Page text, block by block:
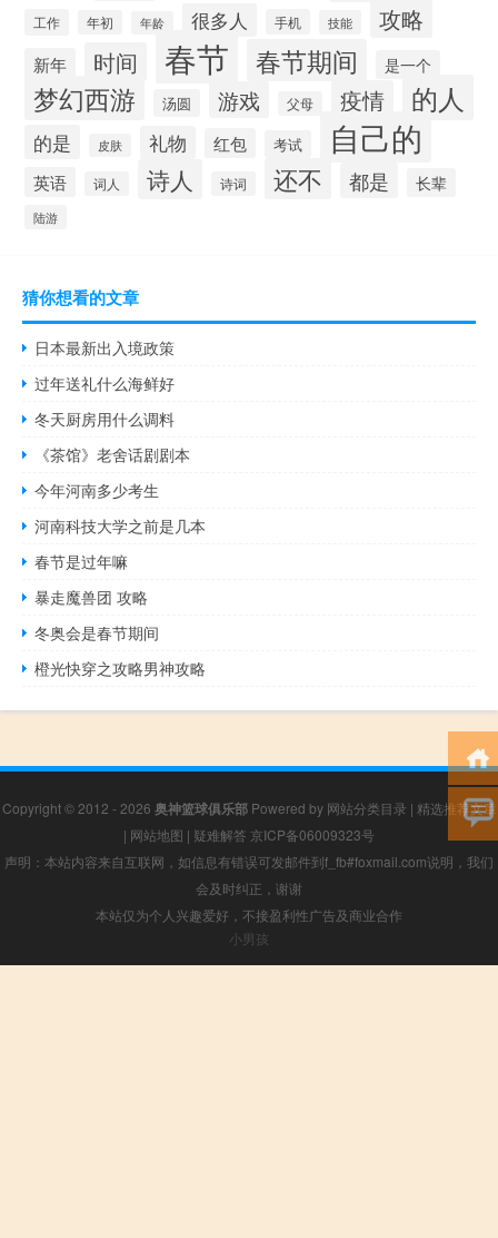
工作 年初 年龄 很多人 手机 技能 攻略
新年 时间 春节 春节期间 是一个
梦幻西游 汤圆 游戏 父母 疫情 的人
的是 皮肤 礼物 红包 考试 自己的
英语 词人 诗人 诗词 还不 都是 长辈
陆游
猜你想看的文章
日本最新出入境政策
过年送礼什么海鲜好
冬天厨房用什么调料
《茶馆》老舍话剧剧本
今年河南多少考生
河南科技大学之前是几本
春节是过年嘛
暴走魔兽团 攻略
冬奥会是春节期间
橙光快穿之攻略男神攻略
Copyright © 2012 - 2026 奥神篮球俱乐部Powered by 网站分类目录 | 精选推荐文章
| 网站地图 | 疑难解答 京ICP备06009323号
声明：本站内容来自互联网，如信息有错误可发邮件到f_fb#foxmail.com说明，我们
会及时纠正，谢谢
本站仅为个人兴趣爱好，不接盈利性广告及商业合作
小男孩